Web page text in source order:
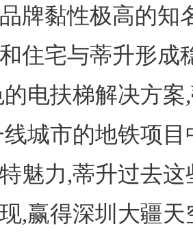
牌黏性极高的知
住宅与蒂升形成
电扶梯解决方
城市的地铁项
魅力,蒂升过去
,赢得深圳大疆